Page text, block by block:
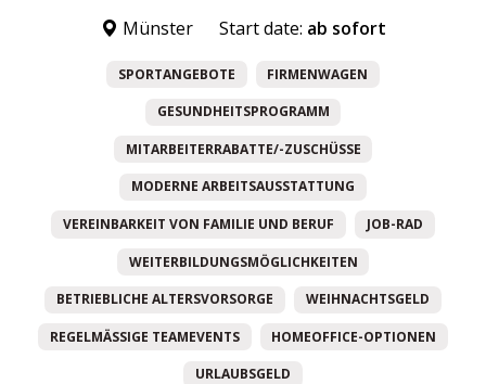
Münster Start date: ab sofort
SPORTANGEBOTE FIRMENWAGEN
GESUNDHEITSPROGRAMM
MITARBEITERRABATTE/-ZUSCHÜSSE
MODERNE ARBEITSAUSSTATTUNG
VEREINBARKEIT VON FAMILIE UND BERUF JOB-RAD
WEITERBILDUNGSMÖGLICHKEITEN
BETRIEBLICHE ALTERSVORSORGE WEIHNACHTSGELD
REGELMÄSSIGE TEAMEVENTS HOMEOFFICE-OPTIONEN
URLAUBSGELD